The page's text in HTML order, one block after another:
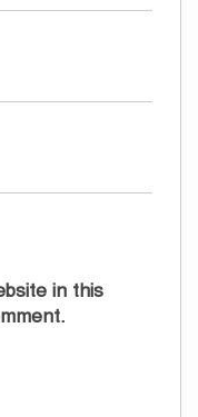
in this